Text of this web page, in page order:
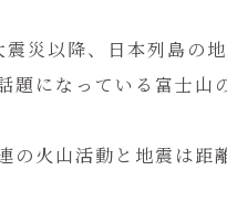
災以降、日本列島の
になっている富士山
火山活動と地震は